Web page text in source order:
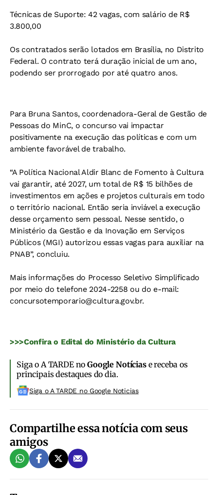
Técnicas de Suporte: 42 vagas, com salário de R$
3.800,00
Os contratados serão lotados em Brasília, no Distrito
Federal. O contrato terá duração inicial de um ano,
podendo ser prorrogado por até quatro anos.
Para Bruna Santos, coordenadora-Geral de Gestão de
Pessoas do MinC, o concurso vai impactar
positivamente na execução das políticas e com um
ambiente favorável de trabalho.
“A Política Nacional Aldir Blanc de Fomento à Cultura
vai garantir, até 2027, um total de R$ 15 bilhões de
investimentos em ações e projetos culturais em todo
o território nacional. Então seria inviável a execução
desse orçamento sem pessoal. Nesse sentido, o
Ministério da Gestão e da Inovação em Serviços
Públicos (MGI) autorizou essas vagas para auxiliar na
PNAB”, concluiu.
Mais informações do Processo Seletivo Simplificado
por meio do telefone 2024-2258 ou do e-mail:
concursotemporario@cultura.gov.br.
>>>Confira o Edital do Ministério da Cultura
Siga o A TARDE noGoogle Notíciase receba os
principais destaques do dia.
Siga o A TARDE no Google Noticias
Compartilhe essa notícia com seus
amigos